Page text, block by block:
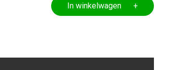
In winkelwagen +